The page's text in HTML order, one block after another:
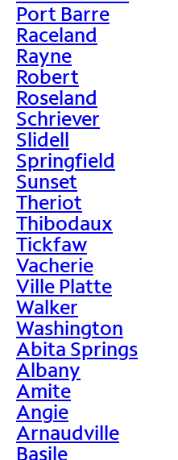
Port Barre
Raceland
Rayne
Robert
Roseland
Schriever
Slidell
Springfield
Sunset
Theriot
Thibodaux
Tickfaw
Vacherie
Ville Platte
Walker
Washington
Abita Springs
Albany
Amite
Angie
Arnaudville
Basile